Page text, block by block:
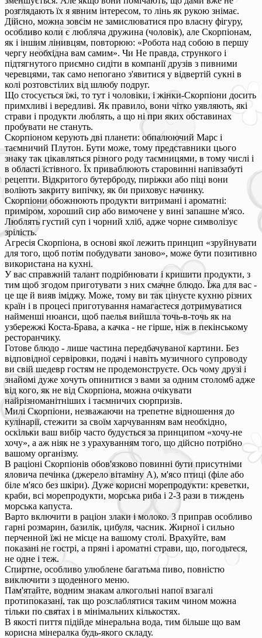
розглядають їх я явним інтересом, то лінь як рукою знімає.
Дійсно, можна зовсім не замислюватися про власну фігуру,
особливо коли є любляча дружина (чоловік), але Скорпіонам,
як і іншим лінивцям, повторюю: «Робота над собою в першу
чергу необхідна вам самим». Чи Не правда, стрункого і
підтягнутого приємно сидіти в компанії друзів з пивними
черевцями, так само непогано з'явитися у відвертій сукні в
колі розтовстілих від шлюбу подруг.
Що стосується їжі, то тут і чоловіки, і жінки-Скорпіони досить
примхливі і вередливі. Як правило, вони чітко уявляють, які
страви і продукти люблять, а що ні при яких обставинах
пробувати не стануть.
Скорпіоном керують дві планети: обпалюючий Марс і
таємничий Плутон. Бути може, тому представники цього
знаку так цікавляться різного роду таємницями, в тому числі і
в області їстівного. Їх приваблюють старовинні напівзабуті
рецепти. Відкритого бутерброду, пиріжки або піці вони
воліють закриту випічку, як би приховує начинку.
Скорпіони обожнюють продукти витримані і ароматні:
приміром, хороший сир або вимочене у вині запашне м'ясо.
Люблять густий суп і чорний хліб, адже чорне символізує
зрілість.
Агресія Скорпіона, в основі якої лежить принцип «зруйнувати
для того, щоб потім побудувати заново», може бути позитивно
використана на кухні.
У вас справжній талант подрібнювати і кришити продукти, з
тим щоб згодом приготувати з них смачне блюдо. Їжа для вас -
це ще й вияв іміджу. Може, тому ви так цінуєте кухню різних
країн і в процесі приготування намагаєтеся дотримуватися
найменші нюанси, щоб паелья вийшла точь-в-точь як на
узбережжі Коста-Брава, а качка - не гірше, ніж в пекінському
ресторанчику.
Готове блюдо - лише частина передбачуваної картини. Без
відповідної сервіровки, подачі і навіть музичного супроводу
ви свій шедевр гостям не продемонструєте. Ось чому друзі і
знайомі дуже хочуть опинитися з вами за одним столом6 адже
від кого, як не від Скорпіона, можна очікувати
найрізноманітніших і таємничих сюрпризів.
Милі Скорпіони, незважаючи на трепетне відношення до
кулінарії, стежити за своїм харчуванням вам необхідно,
оскільки ваш вибір часто будується за принципом «хочу-не
хочу», а аж ніяк не з урахуванням того, що дійсно потрібно
вашому організму.
В раціоні Скорпіонів обов'язково повинні бути присутніми
яловича печінка (джерело вітаміну А), м'ясо птиці (філе або
біле м'ясо без шкіри). Дуже корисні морепродукти: креветки,
краби, всі морепродукти, морська риба і 2-3 рази в тиждень
морська капуста.
Варто включити в раціон злаки і молоко. З приправ особливо
гарні розмарин, базилік, цибуля, часник. Жирної і сильно
перченной їжі не місце на вашому столі. Врахуйте, вам
показані не гострі, а пряні і ароматні страви, що, погодьтеся,
не одне і теж.
Спиртне, особливо улюблене багатьма пиво, повністю
виключити з щоденного меню.
Пам'ятайте, водним знакам алкогольні напої взагалі
протипоказані, так що розслаблятися таким чином можна
тільки по святах і в мінімальних кількостях.
В якості пиття підійде мінеральна вода, тим більше що вам
корисна мінералка будь-якого складу.